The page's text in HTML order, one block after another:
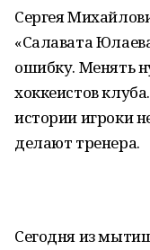
Сергея
«Салавата
ошибку. Менять
хоккеистов
истории игроки
делают тренера.
Сегодня из